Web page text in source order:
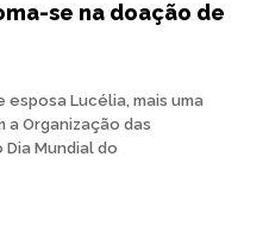
se na doação de
Lucélia, mais uma
Organização das
Dia Mundial do